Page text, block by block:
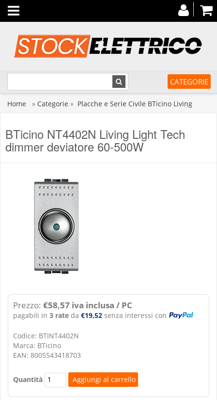
Toggle
navigation
CATEGORIE
Home » Categorie » Placche e Serie Civile BTicino Living
BTicino NT4402N Living Light Tech
dimmer deviatore 60-500W
Prezzo: €58,57 iva inclusa / PC
pagabili in 3 rate da €19,52 senza interessi con
Codice: BTINT4402N
Marca: BTicino
EAN: 8005543418703
Quantità